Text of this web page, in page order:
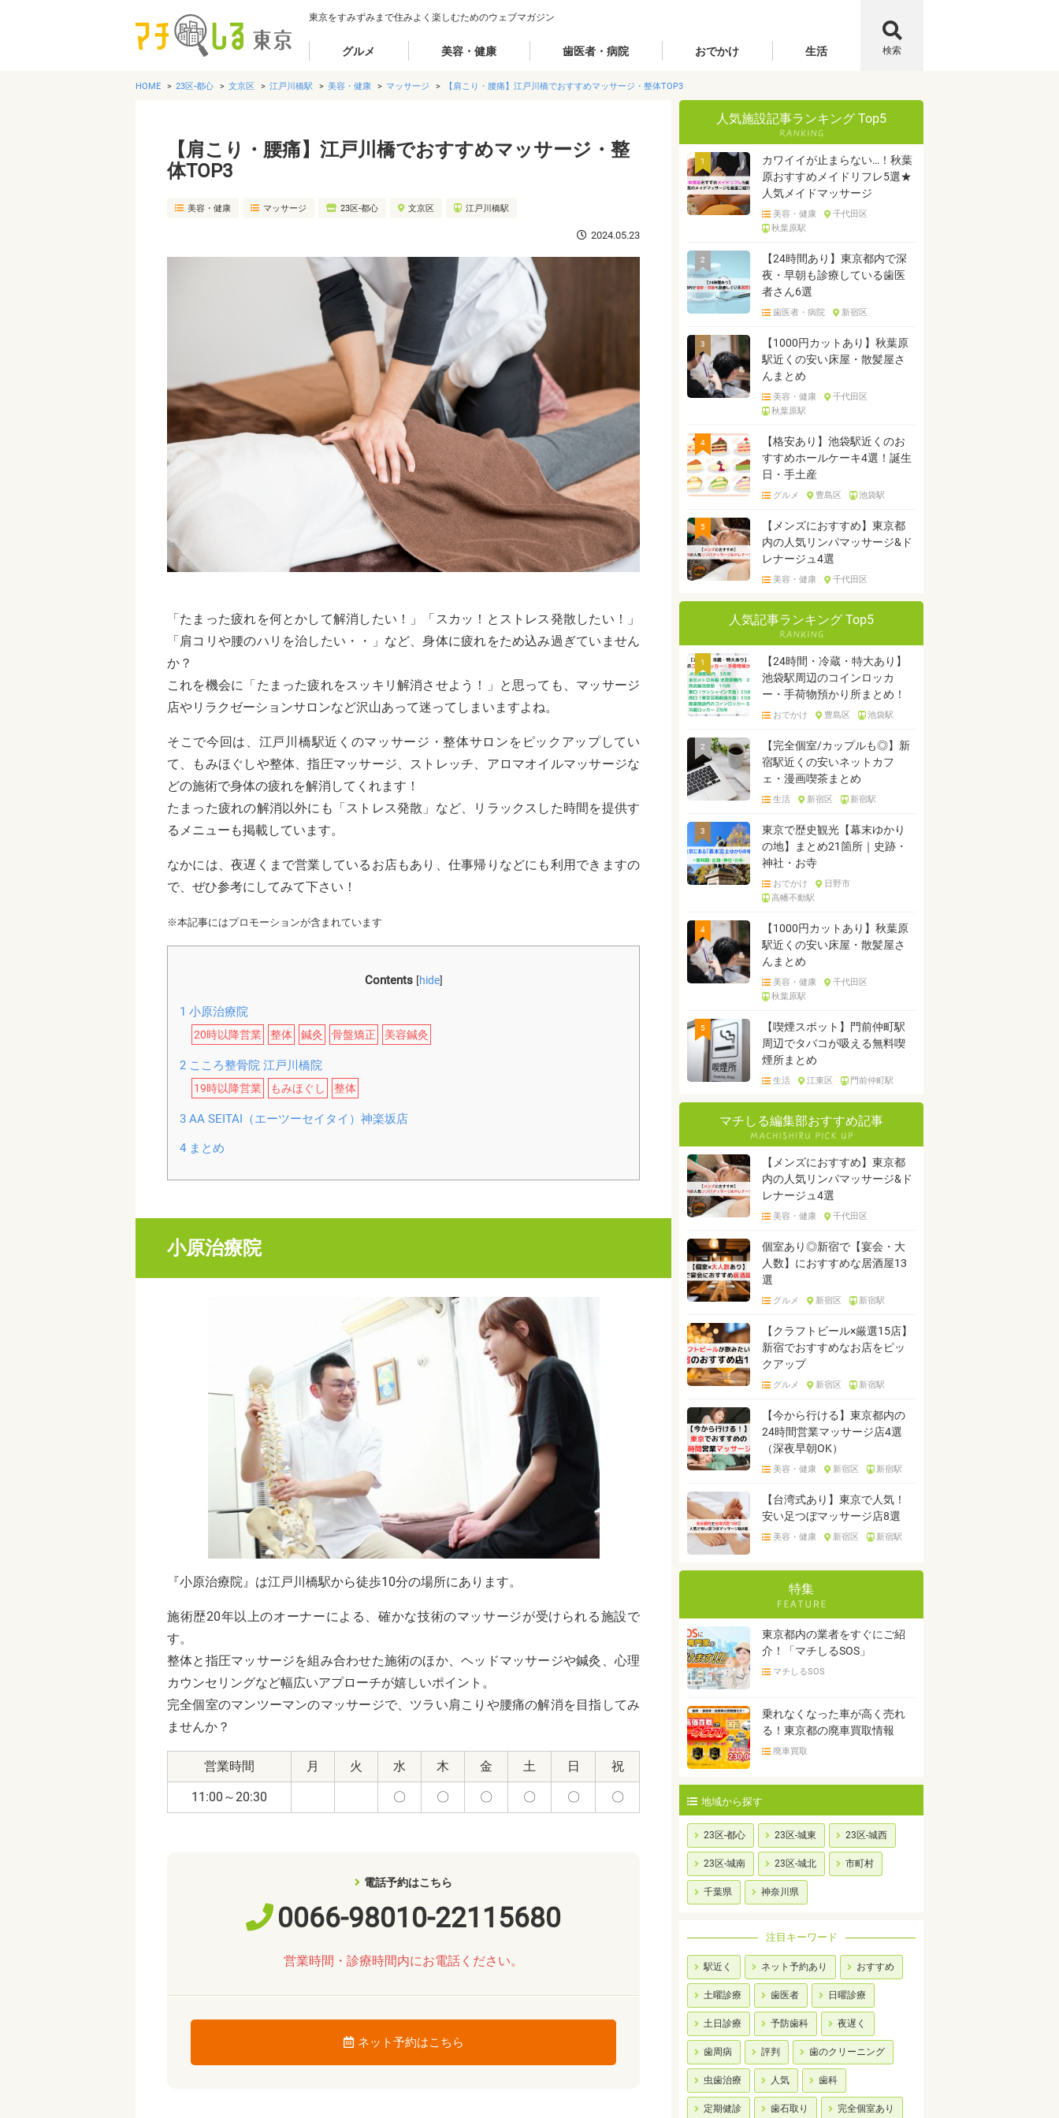
東京をすみずみまで住みよく楽しむためのウェブマガジン
グルメ 美容・健康 歯医者・病院 おでかけ 生活 検索
HOME 23区-都心 文京区 江戸川橋駅 美容・健康 マッサージ 【肩こり・腰痛】江戸川橋でおすすめマッサージ・整体TOP3
【肩こり・腰痛】江戸川橋でおすすめマッサージ・整
体TOP3
美容・健康 マッサージ 23区-都心 文京区 江戸川橋駅
2024.05.23
「たまった疲れを何とかして解消したい！」「スカッ！とストレス発散したい！」
「肩コリや腰のハリを治したい・・」など、身体に疲れをため込み過ぎていません
か？
これを機会に「たまった疲れをスッキリ解消させよう！」と思っても、マッサージ
店やリラクゼーションサロンなど沢山あって迷ってしまいますよね。
そこで今回は、江戸川橋駅近くのマッサージ・整体サロンをピックアップしてい
て、もみほぐしや整体、指圧マッサージ、ストレッチ、アロマオイルマッサージな
どの施術で身体の疲れを解消してくれます！
たまった疲れの解消以外にも「ストレス発散」など、リラックスした時間を提供す
るメニューも掲載しています。
なかには、夜遅くまで営業しているお店もあり、仕事帰りなどにも利用できますの
で、ぜひ参考にしてみて下さい！
※本記事にはプロモーションが含まれています
Contents [hide]
1 小原治療院
20時以降営業 整体 鍼灸 骨盤矯正 美容鍼灸
2こころ整骨院 江戸川橋院
19時以降営業 もみほぐし 整体
3AA SEITAI（エーツーセイタイ）神楽坂店
4まとめ
小原治療院
『小原治療院』は江戸川橋駅から徒歩10分の場所にあります。
施術歴20年以上のオーナーによる、確かな技術のマッサージが受けられる施設で
す。
整体と指圧マッサージを組み合わせた施術のほか、ヘッドマッサージや鍼灸、心理
カウンセリングなど幅広いアプローチが嬉しいポイント。
完全個室のマンツーマンのマッサージで、ツラい肩こりや腰痛の解消を目指してみ
ませんか？
営業時間 月 火 水 木 金 土 日 祝
11:00～20:30 〇 〇 〇 〇 〇 〇
電話予約はこちら
0066-98010-22115680
営業時間・診療時間内にお電話ください。
ネット予約はこちら
人気施設記事ランキング Top5
1
カワイイが止まらない…！秋葉
原おすすめメイドリフレ5選★
人気メイドマッサージ
美容・健康
千代田区
秋葉原駅
2
【24時間あり】東京都内で深
夜・早朝も診療している歯医
者さん6選
歯医者・病院 新宿区
3
【1000円カットあり】秋葉原
駅近くの安い床屋・散髪屋さ
んまとめ
美容・健康
千代田区
秋葉原駅
4
【格安あり】池袋駅近くのお
すすめホールケーキ4選！誕生
日・手土産
グルメ 豊島区 池袋駅
5
【メンズにおすすめ】東京都
内の人気リンパマッサージ&ド
レナージュ4選
美容・健康 千代田区
人気記事ランキング Top5
1
【24時間・冷蔵・特大あり】
池袋駅周辺のコインロッカ
ー・手荷物預かり所まとめ！
おでかけ 豊島区 池袋駅
2
【完全個室/カップルも◎】新
宿駅近くの安いネットカフ
ェ・漫画喫茶まとめ
生活 新宿区 新宿駅
3
東京で歴史観光【幕末ゆかり
の地】まとめ21箇所｜史跡・
神社・お寺
おでかけ
日野市
高幡不動駅
4
【1000円カットあり】秋葉原
駅近くの安い床屋・散髪屋さ
んまとめ
美容・健康
千代田区
秋葉原駅
5
【喫煙スポット】門前仲町駅
周辺でタバコが吸える無料喫
煙所まとめ
生活 江東区 門前仲町駅
マチしる編集部おすすめ記事
【メンズにおすすめ】東京都
内の人気リンパマッサージ&ド
レナージュ4選
美容・健康 千代田区
個室あり◎新宿で【宴会・大
人数】におすすめな居酒屋13
選
グルメ 新宿区 新宿駅
【クラフトビール×厳選15店】
新宿でおすすめなお店をピッ
クアップ
グルメ 新宿区 新宿駅
【今から行ける】東京都内の
24時間営業マッサージ店4選
（深夜早朝OK）
美容・健康 新宿区 新宿駅
【台湾式あり】東京で人気！
安い足つぼマッサージ店8選
美容・健康 新宿区 新宿駅
特集
東京都内の業者をすぐにご紹
介！「マチしるSOS」
マチしるSOS
乗れなくなった車が高く売れ
る！東京都の廃車買取情報
廃車買取
地域から探す
23区-都心 23区-城東 23区-城西
23区-城南 23区-城北 市町村
千葉県 神奈川県
注目キーワード
駅近く ネット予約あり おすすめ
土曜診療 歯医者 日曜診療
土日診療 予防歯科 夜遅く
歯周病 評判 歯のクリーニング
虫歯治療 人気 歯科
定期健診 歯石取り 完全個室あり